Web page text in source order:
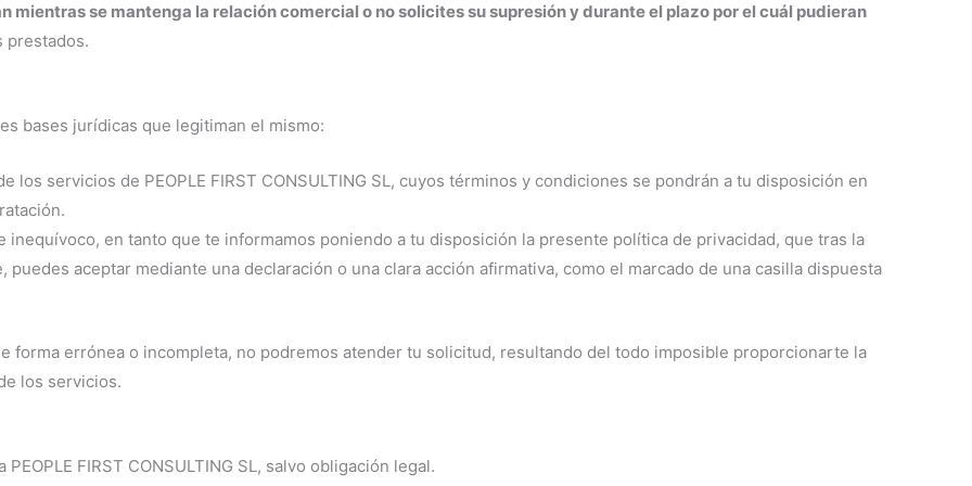
mientras se mantenga la relación comercial o no solicites su supresión y durante el plazo por el cuál pudieran
prestados.
bases jurídicas que legitiman el mismo:
los servicios de PEOPLE FIRST CONSULTING SL, cuyos términos y condiciones se pondrán a tu disposición en
en tanto que te informamos poniendo a tu disposición la presente política de privacidad, que tras la
aceptar mediante una declaración o una clara acción afirmativa, como el marcado de una casilla dispuesta
forma errónea o incompleta, no podremos atender tu solicitud, resultando del todo imposible proporcionarte la
los servicios.
FIRST CONSULTING SL, salvo obligación legal.